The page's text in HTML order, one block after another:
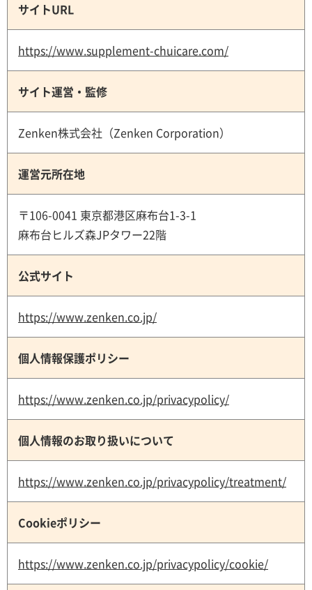
サイトURL
https://www.supplement-chuicare.com/
サイト運営・監修
Zenken株式会社（Zenken Corporation）
運営元所在地
〒106-0041 東京都港区麻布台1-3-1
麻布台ヒルズ森JPタワー22階
公式サイト
https://www.zenken.co.jp/
個人情報保護ポリシー
https://www.zenken.co.jp/privacypolicy/
個人情報のお取り扱いについて
https://www.zenken.co.jp/privacypolicy/treatment/
Cookieポリシー
https://www.zenken.co.jp/privacypolicy/cookie/